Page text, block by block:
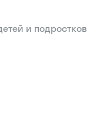
и подростков